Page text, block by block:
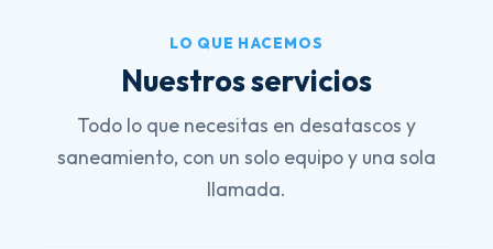
LO QUE HACEMOS
Nuestros servicios
Todo lo que necesitas en desatascos y
saneamiento, con un solo equipo y una sola
llamada.